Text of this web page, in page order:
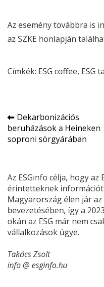
Az esemény továbbra is
az SZKE honlapján
Címkék: ESG coffee, ESG
Bejegyzés
navigáció
Dekarbonizációs
beruházások a Heineken
soproni sörgyárában
Az ESGinfo célja, hogy
érintetteknek
Magyarország élen jár az
bevezetésében, így a
okán az ESG már nem
vállalkozások ügye.
Takács Zsolt
info @ esginfo.hu